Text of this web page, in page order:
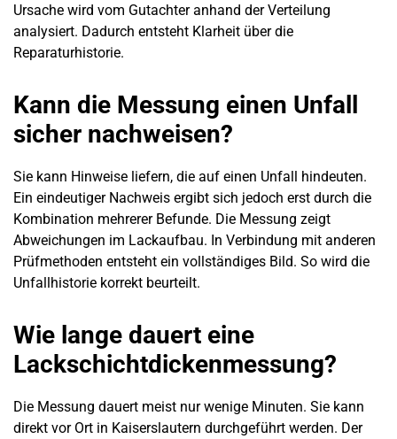
Ursache wird vom Gutachter anhand der Verteilung
analysiert. Dadurch entsteht Klarheit über die
Reparaturhistorie.
Kann die Messung einen Unfall
sicher nachweisen?
Sie kann Hinweise liefern, die auf einen Unfall hindeuten.
Ein eindeutiger Nachweis ergibt sich jedoch erst durch die
Kombination mehrerer Befunde. Die Messung zeigt
Abweichungen im Lackaufbau. In Verbindung mit anderen
Prüfmethoden entsteht ein vollständiges Bild. So wird die
Unfallhistorie korrekt beurteilt.
Wie lange dauert eine
Lackschichtdickenmessung?
Die Messung dauert meist nur wenige Minuten. Sie kann
direkt vor Ort in Kaiserslautern durchgeführt werden. Der